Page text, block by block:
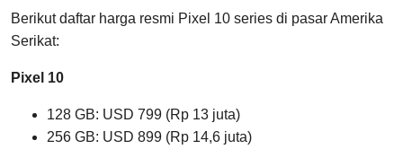
Berikut daftar harga resmi Pixel 10 series di pasar Amerika
Serikat:
Pixel 10
128 GB: USD 799 (Rp 13 juta)
256 GB: USD 899 (Rp 14,6 juta)